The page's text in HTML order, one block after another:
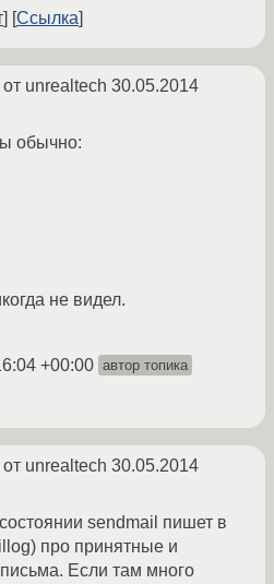
Ссылка
от unrealtech 30.05.2014
обычно:
не видел.
+00:00 автор топика
от unrealtech 30.05.2014
sendmail пишет в
про принятные и
Если там много